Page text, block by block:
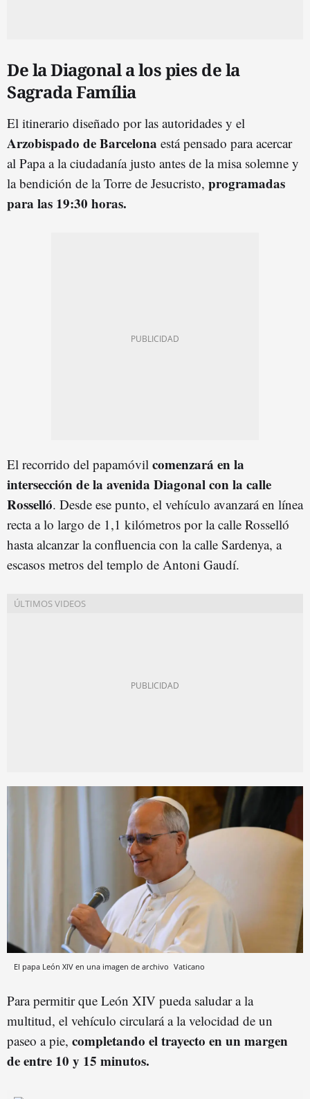
De la Diagonal a los pies de la
Sagrada Família
El itinerario diseñado por las autoridades y el
Arzobispado de Barcelona está pensado para acercar
al Papa a la ciudadanía justo antes de la misa solemne y
la bendición de la Torre de Jesucristo, programadas
para las 19:30 horas.
El recorrido del papamóvil comenzará en la
intersección de la avenida Diagonal con la calle
Rosselló. Desde ese punto, el vehículo avanzará en línea
recta a lo largo de 1,1 kilómetros por la calle Rosselló
hasta alcanzar la confluencia con la calle Sardenya, a
escasos metros del templo de Antoni Gaudí.
El papa León XIV en una imagen de archivo Vaticano
Para permitir que León XIV pueda saludar a la
multitud, el vehículo circulará a la velocidad de un
paseo a pie, completando el trayecto en un margen
de entre 10 y 15 minutos.